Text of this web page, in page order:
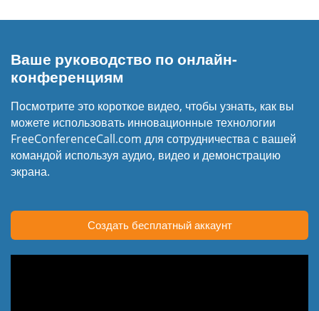
Ваше руководство по онлайн-
конференциям
Посмотрите это короткое видео, чтобы узнать, как вы
можете использовать инновационные технологии
FreeConferenceCall.com для сотрудничества с вашей
командой используя аудио, видео и демонстрацию
экрана.
Создать бесплатный аккаунт